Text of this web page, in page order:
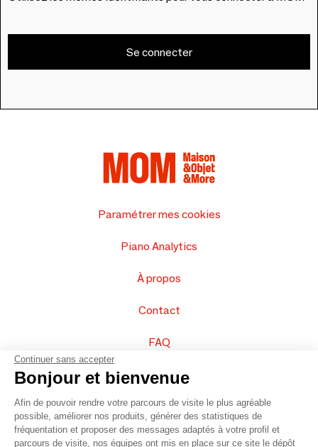
Se connecter
Paramétrer mes cookies
Piano Analytics
À propos
Contact
FAQ
Vendez vos produits
Plan du site
Continuer sans accepter
Bonjour et bienvenue
Afin de pouvoir rendre votre parcours de visite le plus agréable
possible, améliorer nos produits, générer des statistiques de
fréquentation et proposer des messages adaptés à votre profil et
parcours de visite, nos équipes ont mis en place sur ce site le dépôt